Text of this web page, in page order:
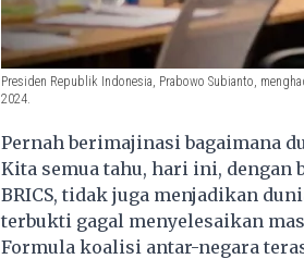
Presiden Republik Indonesia, Prabowo Subianto,
2024.
Pernah berimajinasi bagaimana
Kita semua tahu, hari ini, dengan
BRICS, tidak juga menjadikan
terbukti gagal menyelesaikan
Formula koalisi antar-negara